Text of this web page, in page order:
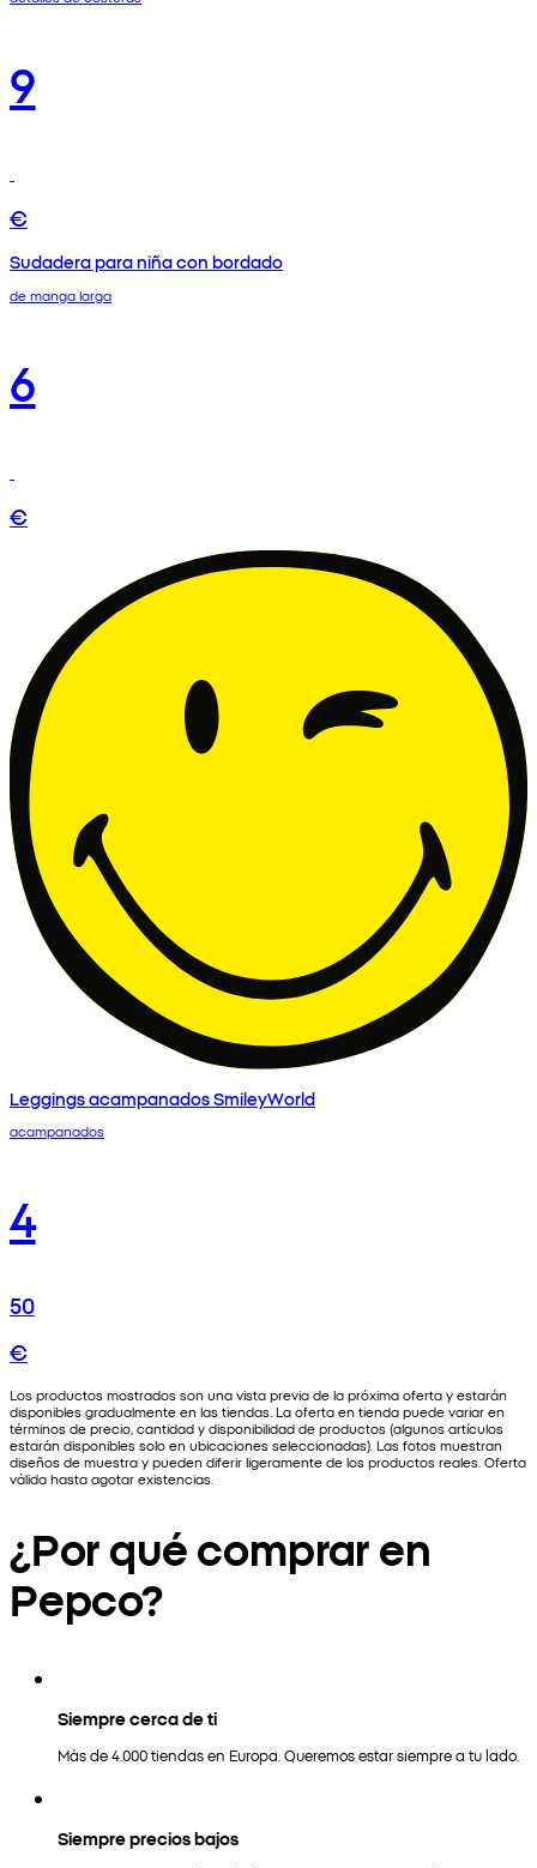
9
€
Sudadera para niña con bordado
de manga larga
6
€
Leggings acampanados SmileyWorld
acampanados
4
50
€
Los productos mostrados son una vista previa de la próxima oferta y estarán
disponibles gradualmente en las tiendas. La oferta en tienda puede variar en
términos de precio, cantidad y disponibilidad de productos (algunos artículos
estarán disponibles solo en ubicaciones seleccionadas). Las fotos muestran
diseños de muestra y pueden diferir ligeramente de los productos reales. Oferta
válida hasta agotar existencias.
¿Por qué comprar en
Pepco?
Siempre cerca de ti
Más de 4.000 tiendas en Europa. Queremos estar siempre a tu lado.
Siempre precios bajos